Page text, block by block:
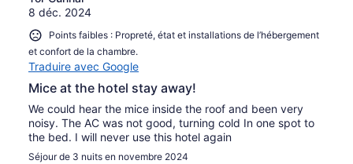
8 déc. 2024
Points faibles : Propreté, état et installations de l’hébergement
et confort de la chambre.
Traduire avec Google
Mice at the hotel stay away!
We could hear the mice inside the roof and been very
noisy. The AC was not good, turning cold In one spot to
the bed. I will never use this hotel again
Séjour de 3 nuits en novembre 2024